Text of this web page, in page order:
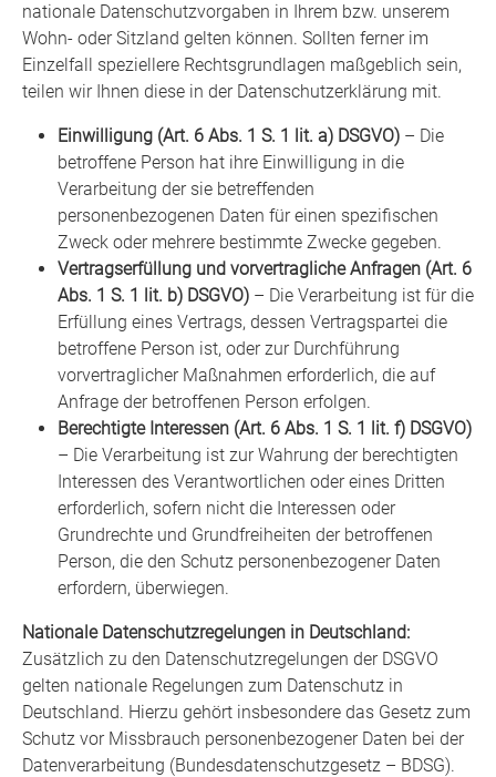
nationale Datenschutzvorgaben in Ihrem bzw. unserem
Wohn- oder Sitzland gelten können. Sollten ferner im
Einzelfall speziellere Rechtsgrundlagen maßgeblich sein,
teilen wir Ihnen diese in der Datenschutzerklärung mit.
Einwilligung (Art. 6 Abs. 1 S. 1 lit. a) DSGVO) – Die
betroffene Person hat ihre Einwilligung in die
Verarbeitung der sie betreffenden
personenbezogenen Daten für einen spezifischen
Zweck oder mehrere bestimmte Zwecke gegeben.
Vertragserfüllung und vorvertragliche Anfragen (Art. 6
Abs. 1 S. 1 lit. b) DSGVO) – Die Verarbeitung ist für die
Erfüllung eines Vertrags, dessen Vertragspartei die
betroffene Person ist, oder zur Durchführung
vorvertraglicher Maßnahmen erforderlich, die auf
Anfrage der betroffenen Person erfolgen.
Berechtigte Interessen (Art. 6 Abs. 1 S. 1 lit. f) DSGVO)
– Die Verarbeitung ist zur Wahrung der berechtigten
Interessen des Verantwortlichen oder eines Dritten
erforderlich, sofern nicht die Interessen oder
Grundrechte und Grundfreiheiten der betroffenen
Person, die den Schutz personenbezogener Daten
erfordern, überwiegen.
Nationale Datenschutzregelungen in Deutschland:
Zusätzlich zu den Datenschutzregelungen der DSGVO
gelten nationale Regelungen zum Datenschutz in
Deutschland. Hierzu gehört insbesondere das Gesetz zum
Schutz vor Missbrauch personenbezogener Daten bei der
Datenverarbeitung (Bundesdatenschutzgesetz – BDSG).